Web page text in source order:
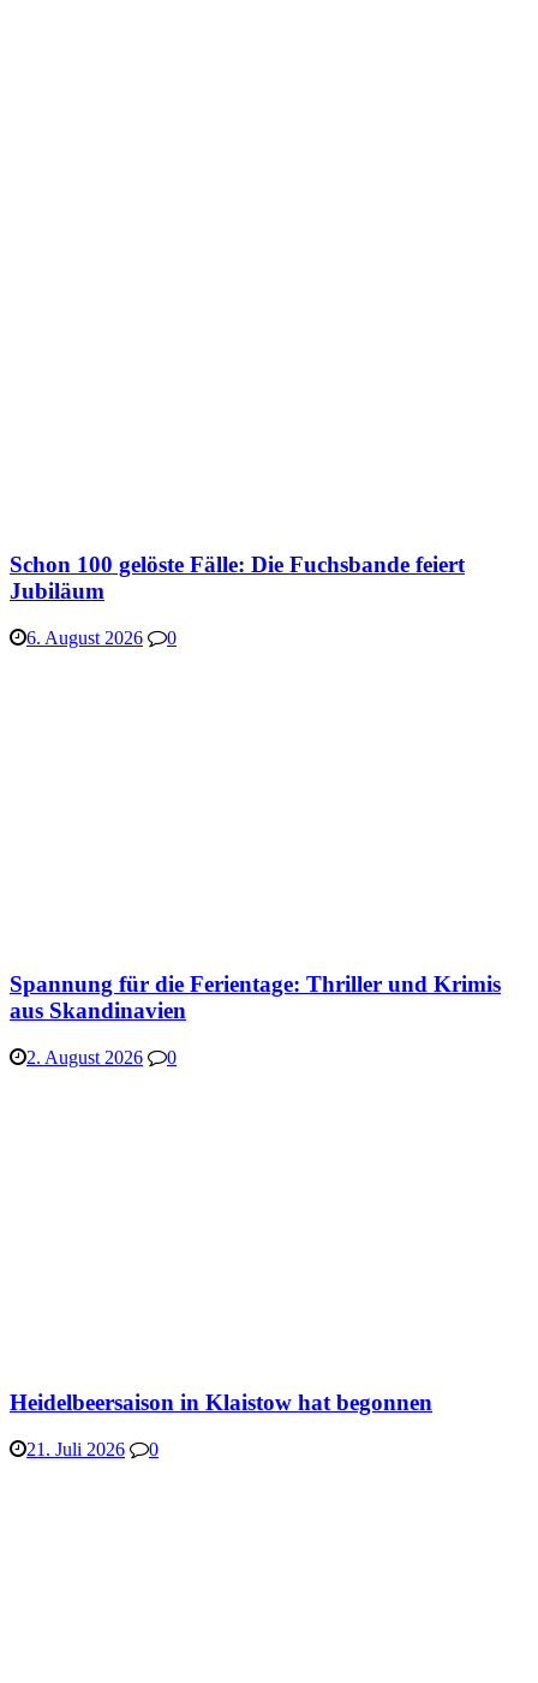
Schon 100 gelöste Fälle: Die Fuchsbande feiert
Jubiläum
6. August 2026 0
Spannung für die Ferientage: Thriller und Krimis
aus Skandinavien
2. August 2026 0
Heidelbeersaison in Klaistow hat begonnen
21. Juli 2026 0